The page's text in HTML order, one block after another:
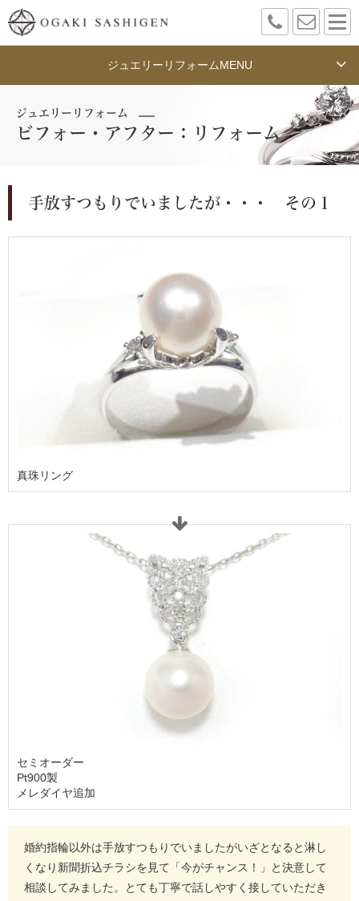
ジュエリーリフォームMENU
ジュエリーリフォーム
ビフォー・アフター：リフォーム
手放すつもりでいましたが・・・ その１
真珠リング
セミオーダー
Pt900製
メレダイヤ追加
婚約指輪以外は手放すつもりでいましたがいざとなると淋し
くなり新聞折込チラシを見て「今がチャンス！」と決意して
相談してみました。とても丁寧で話しやすく接していただき